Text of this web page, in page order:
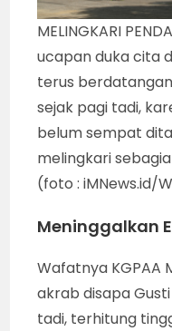
MELINGKARI
ucapan duka cita
terus
sejak pagi tadi,
belum sempat
melingkari
(foto : iMNews.id/
Meninggalkan
Wafatnya KGPAA
akrab disapa
tadi, terhitung